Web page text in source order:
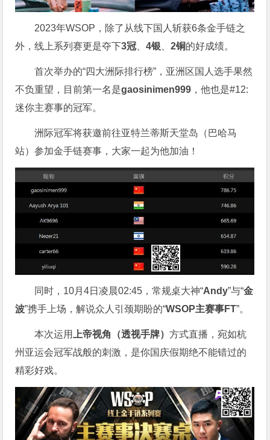
2023年WSOP，除了从线下国人斩获6条金手链之
外，线上系列赛更是夺下3冠 、4银 、2铜的好成绩。
首次举办的“四大洲际排行榜”，亚洲区国人选手果然
不负重望，目前第一名是gaosinimen999 ，他也是#12:
迷你主赛事的冠军。
洲际冠军将获邀前往亚特兰蒂斯天堂岛（巴哈马
站）参加金手链赛事，大家一起为他加油！
同时，10月4日凌晨02:45，常规桌大神“Andy”与“金
波”携手上场，解说众人引颈期盼的“WSOP主赛事FT”。
本次运用 上帝视角（透视手牌）方式直播，宛如杭
州亚运会冠军战般的刺激，是你国庆假期绝不能错过的
精彩好戏。